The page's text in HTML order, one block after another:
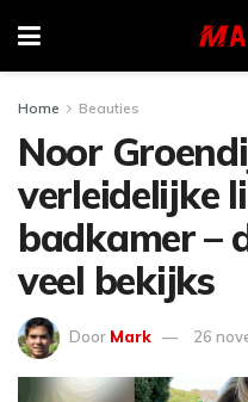
Home Beauties
Noor
verleidelijke
badkamer –
veel bekijks
Door Mark 26